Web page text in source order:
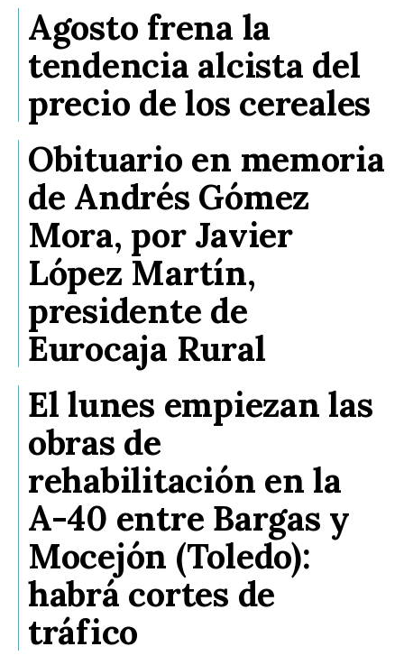
Agosto frena la
tendencia alcista del
precio de los cereales
Obituario en memoria
de Andrés Gómez
Mora, por Javier
López Martín,
presidente de
Eurocaja Rural
El lunes empiezan las
obras de
rehabilitación en la
A-40 entre Bargas y
Mocejón (Toledo):
habrá cortes de
tráfico